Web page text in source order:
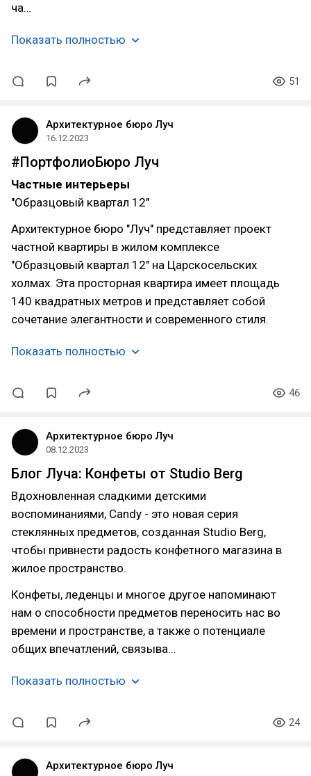
ча…
Показать полностью
51
Архитектурное бюро Луч
16.12.2023
#ПортфолиоБюро Луч
Частные интерьеры
"Образцовый квартал 12"
Архитектурное бюро "Луч" представляет проект
частной квартиры в жилом комплексе
"Образцовый квартал 12" на Царскосельских
холмах. Эта просторная квартира имеет площадь
140 квадратных метров и представляет собой
сочетание элегантности и современного стиля.
Показать полностью
46
Архитектурное бюро Луч
08.12.2023
Блог Луча: Конфеты от Studio Berg
Вдохновленная сладкими детскими
воспоминаниями, Candy - это новая серия
стеклянных предметов, созданная Studio Berg,
чтобы привнести радость конфетного магазина в
жилое пространство.
Конфеты, леденцы и многое другое напоминают
нам о способности предметов переносить нас во
времени и пространстве, а также о потенциале
общих впечатлений, связыва…
Показать полностью
24
Архитектурное бюро Луч